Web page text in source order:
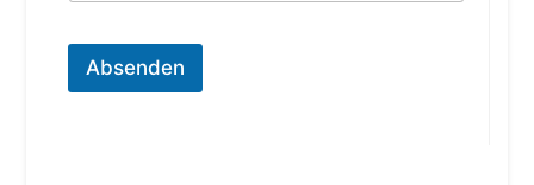
Absenden